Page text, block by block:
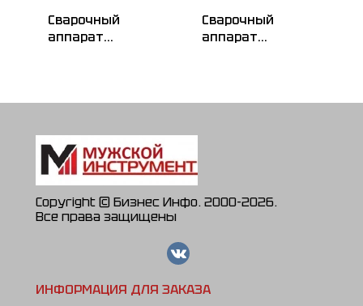
Сварочный
аппарат
Сварочный
аппарат
Copyright © Бизнес Инфо. 2000-2026.
Все права защищены
ИНФОРМАЦИЯ ДЛЯ ЗАКАЗА